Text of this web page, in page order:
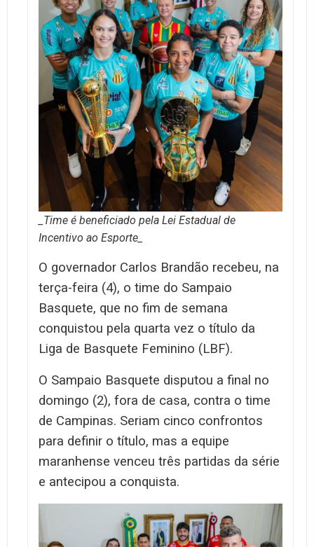
_Time é beneficiado pela Lei Estadual de
Incentivo ao Esporte_
O governador Carlos Brandão recebeu, na
terça-feira (4), o time do Sampaio
Basquete, que no fim de semana
conquistou pela quarta vez o título da
Liga de Basquete Feminino (LBF).
O Sampaio Basquete disputou a final no
domingo (2), fora de casa, contra o time
de Campinas. Seriam cinco confrontos
para definir o título, mas a equipe
maranhense venceu três partidas da série
e antecipou a conquista.